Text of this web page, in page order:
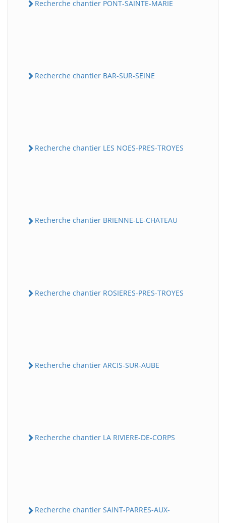
Recherche chantier PONT-SAINTE-MARIE
Recherche chantier BAR-SUR-SEINE
Recherche chantier LES NOES-PRES-TROYES
Recherche chantier BRIENNE-LE-CHATEAU
Recherche chantier ROSIERES-PRES-TROYES
Recherche chantier ARCIS-SUR-AUBE
Recherche chantier LA RIVIERE-DE-CORPS
Recherche chantier SAINT-PARRES-AUX-